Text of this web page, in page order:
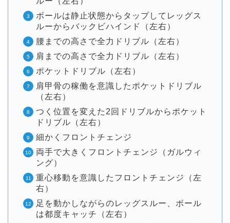
ボールは静止状態からタップしてレッグス
ルーからバックビハインド（左右）
腰までの高さで全力ドリブル（左右）
肩までの高さで全力ドリブル（左右）
ポケットドリブル（左右）
肩甲骨の稼働を意識したポケットドリブル
（左右）
つく位置を変えた2回ドリブルからポケット
ドリブル（左右）
細かくフロントチェンジ
両手で大きくフロントチェンジ（ガルウィ
ング）
重心移動を意識したフロントチェンジ（左
右）
足を動かしながらのレッグスルー、ボール
は都度キャッチ（左右）